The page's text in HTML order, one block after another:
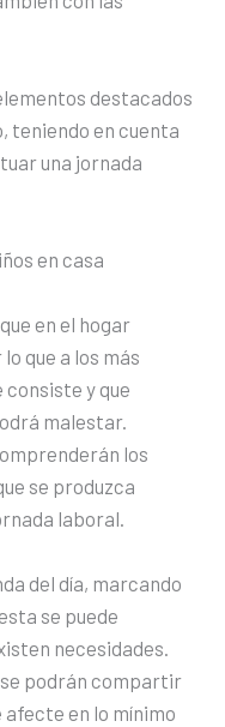
destacados
teniendo en cuenta
una jornada
en casa
en el hogar
que a los más
consiste y que
malestar.
los
se produzca
laboral.
del día, marcando
se puede
necesidades.
se podrán compartir
afecte en lo mínimo